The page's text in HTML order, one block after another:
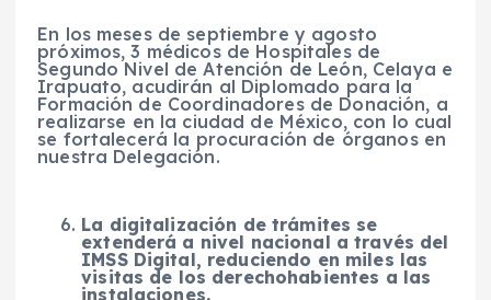
En los meses de septiembre y agosto
próximos, 3 médicos de Hospitales de
Segundo Nivel de Atención de León, Celaya e
Irapuato, acudirán al Diplomado para la
Formación de Coordinadores de Donación, a
realizarse en la ciudad de México, con lo cual
se fortalecerá la procuración de órganos en
nuestra Delegación.
La digitalización de trámites se
extenderá a nivel nacional a través del
IMSS Digital, reduciendo en miles las
visitas de los derechohabientes a las
instalaciones.